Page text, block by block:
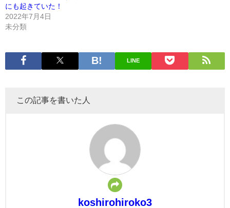
にも起きていた！
2022年7月4日
未分類
LINE
この記事を書いた人
koshirohiroko3